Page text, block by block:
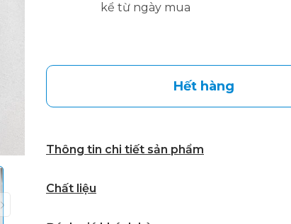
kể từ ngày mua
Hết hàng
Thông tin chi tiết sản phẩm
Chất liệu